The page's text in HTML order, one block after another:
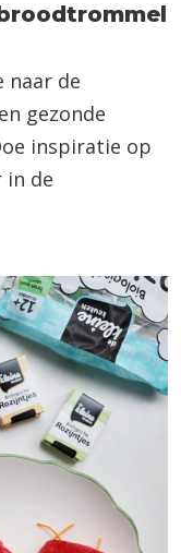
naar de
gezonde
inspiratie op
in de